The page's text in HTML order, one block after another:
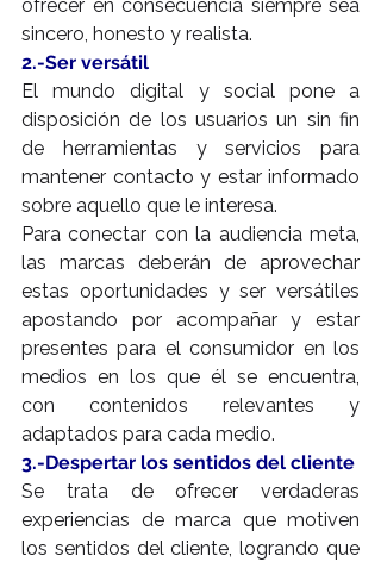
ofrecer en consecuencia siempre sea
sincero, honesto y realista.
2.-Ser versátil
El mundo digital y social pone a
disposición de los usuarios un sin fin
de herramientas y servicios para
mantener contacto y estar informado
sobre aquello que le interesa.
Para conectar con la audiencia meta,
las marcas deberán de aprovechar
estas oportunidades y ser versátiles
apostando por acompañar y estar
presentes para el consumidor en los
medios en los que él se encuentra,
con contenidos relevantes y
adaptados para cada medio.
3.-Despertar los sentidos del cliente
Se trata de ofrecer verdaderas
experiencias de marca que motiven
los sentidos del cliente, logrando que